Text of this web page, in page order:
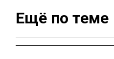
Ещё по теме